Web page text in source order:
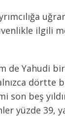
ilgili
de Yahudi
dörtte
beş
yüzde 39,